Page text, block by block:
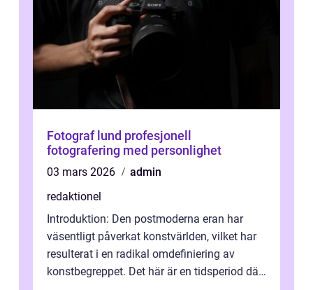
Fotograf lund profesjonell
fotografering med personlighet
03 mars 2026
admin
redaktionel
Introduktion: Den postmoderna eran har
väsentligt påverkat konstvärlden, vilket har
resulterat i en radikal omdefiniering av
konstbegreppet. Det här är en tidsperiod där